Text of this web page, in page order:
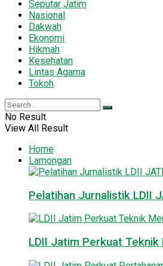
Seputar Jatim
Nasional
Dakwah
Ekonomi
Hikmah
Kesehatan
Lintas Agama
Tokoh
No Result
View All Result
Home
Lamongan
Pelatihan Jurnalistik LDII
LDII Jatim Perkuat Teknik